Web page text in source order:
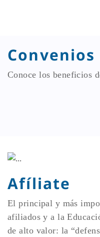
Convenios
Conoce los beneficios
Afíliate
El principal y más
afiliados y a la
de alto valor: la